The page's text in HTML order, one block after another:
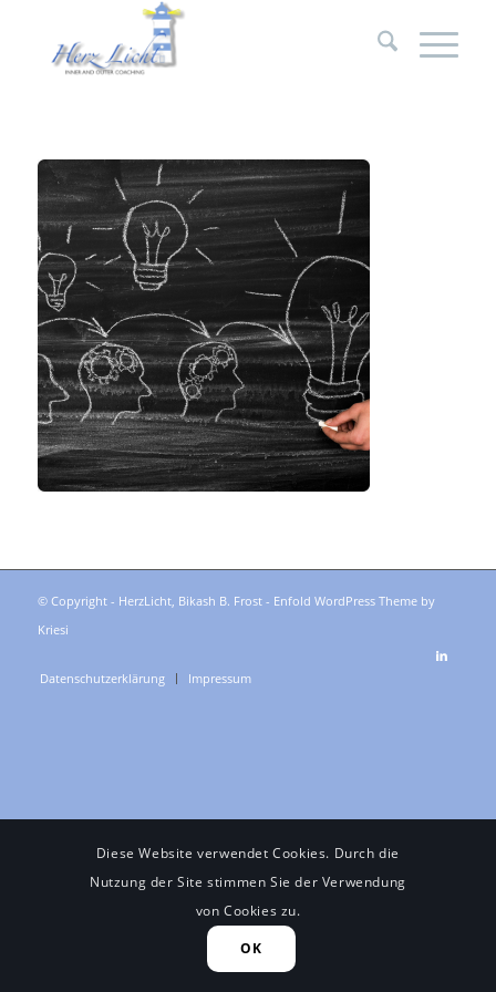
© Copyright - HerzLicht, Bikash B. Frost - Enfold WordPress Theme by
Kriesi
Datenschutzerklärung Impressum
Diese Website verwendet Cookies. Durch die
Nutzung der Site stimmen Sie der Verwendung
von Cookies zu.
OK